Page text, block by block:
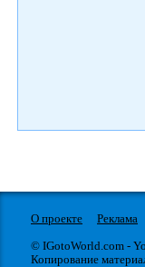
О проекте Реклама
© IGotoWorld.com -
Копирование